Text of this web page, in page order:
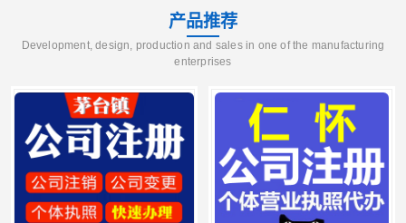
产品推荐
Development, design, production and sales in one of the manufacturing
enterprises